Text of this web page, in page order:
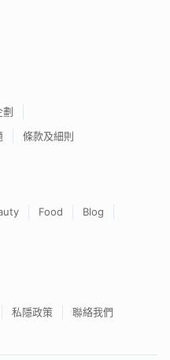
劃
條款及細則
Food
Blog
私隱政策 聯絡我們